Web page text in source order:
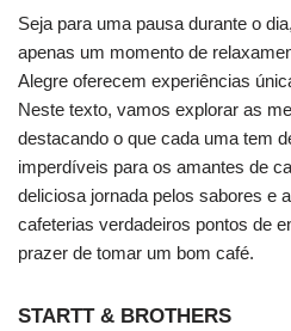
Seja para uma pausa durante o
apenas um momento de
Alegre oferecem experiências
Neste texto, vamos explorar as
destacando o que cada uma tem
imperdíveis para os amantes de
deliciosa jornada pelos sabores e
cafeterias verdadeiros pontos de
prazer de tomar um bom café.
STARTT & BROTHERS